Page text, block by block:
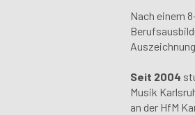
Nach einem
Seit 2004
Musik
an der HfM